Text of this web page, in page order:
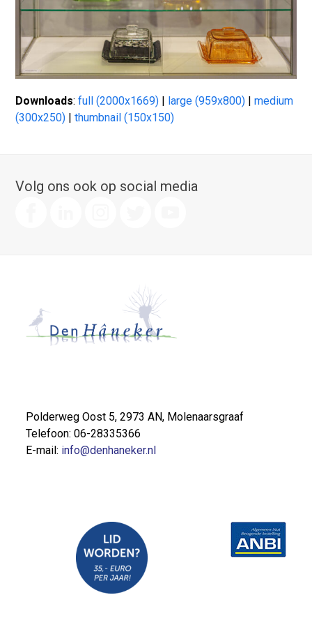
Downloads:full (2000x1669) large (959x800) |medium
(300x250) |thumbnail (150x150)
Volg ons ook op social media
Polderweg Oost 5, 2973 AN, Molenaarsgraaf
Telefoon: 06-28335366
E-mail: info@denhaneker.nl